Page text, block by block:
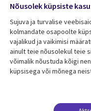
Ressursikeskus
Jälgi meid
Social
Media
Nõusolek küpsiste
Sujuva ja turvalise
kolmandate osapoolte
vajalikud ja vaikimisi
ainult teie nõusolekul teie
võimalik nõustuda kõigi
küpsisega või mõnega